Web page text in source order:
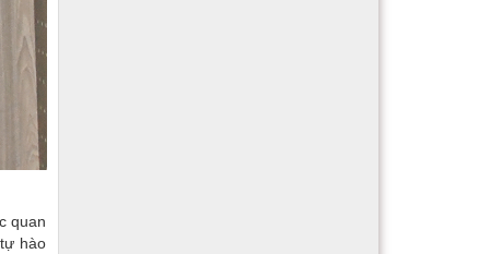
quan
hào